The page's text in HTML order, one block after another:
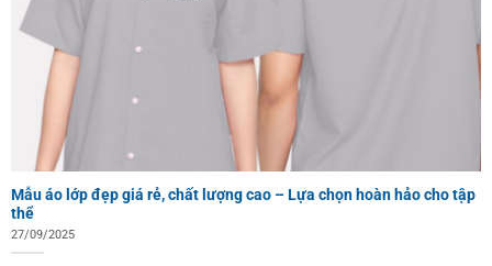
Mẫu áo lớp đẹp giá rẻ, chất lượng cao – Lựa chọn hoàn hảo cho tập
thể
27/09/2025